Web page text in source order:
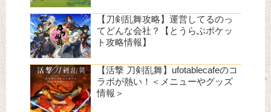
【刀剣乱舞攻略】運営してるのっ
てどんな会社？【とうらぶポケッ
ト攻略情報】
【活撃 刀剣乱舞】ufotablecafeのコ
ラボが熱い！＜メニューやグッズ
情報＞